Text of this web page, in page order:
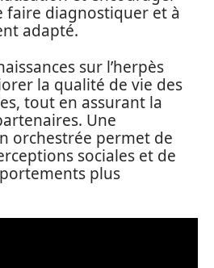
faire diagnostiquer et à
adapté.
sur l’herpès
la qualité de vie des
tout en assurant la
Une
orchestrée permet de
sociales et de
plus